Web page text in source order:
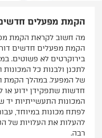
הקמת מפעלים
מה חשוב לקראת הקמת
הקמת מפעלים חדשים
בירוקרטים לא פשוטים.
לתכנן ולבנות כל
של המפעל. במהלך הקמת
חדשות שתפקידן ידוע או
המכונות התעשייתיות יד
לפתח מכונות במיוחד,
להעלות את העלויות של
רבה.